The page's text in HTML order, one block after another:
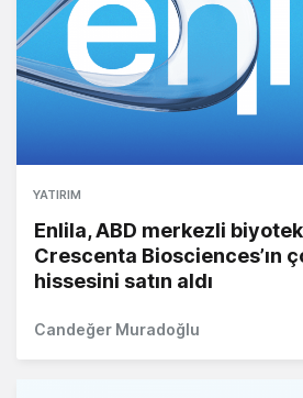
YATIRIM
Enlila, ABD merkezli
Crescenta Biosciences’ın
hissesini satın aldı
Candeğer Muradoğlu